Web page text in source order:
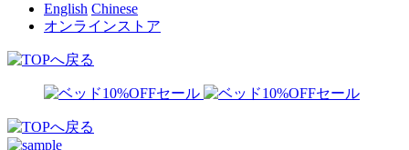
English Chinese
オンラインストア